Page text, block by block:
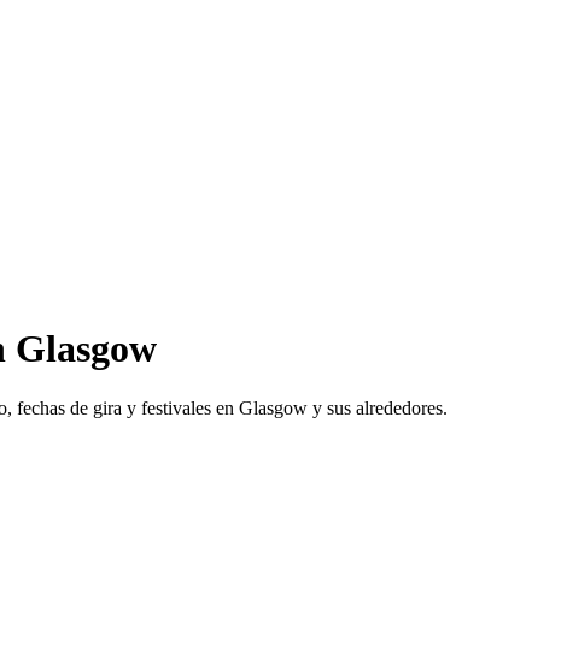
Glasgow
fechas de gira y festivales en Glasgow y sus alrededores.